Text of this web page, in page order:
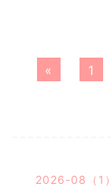
« 1
2026-08（1）